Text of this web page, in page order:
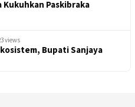
Paskibraka
views
Bupati Sanjaya